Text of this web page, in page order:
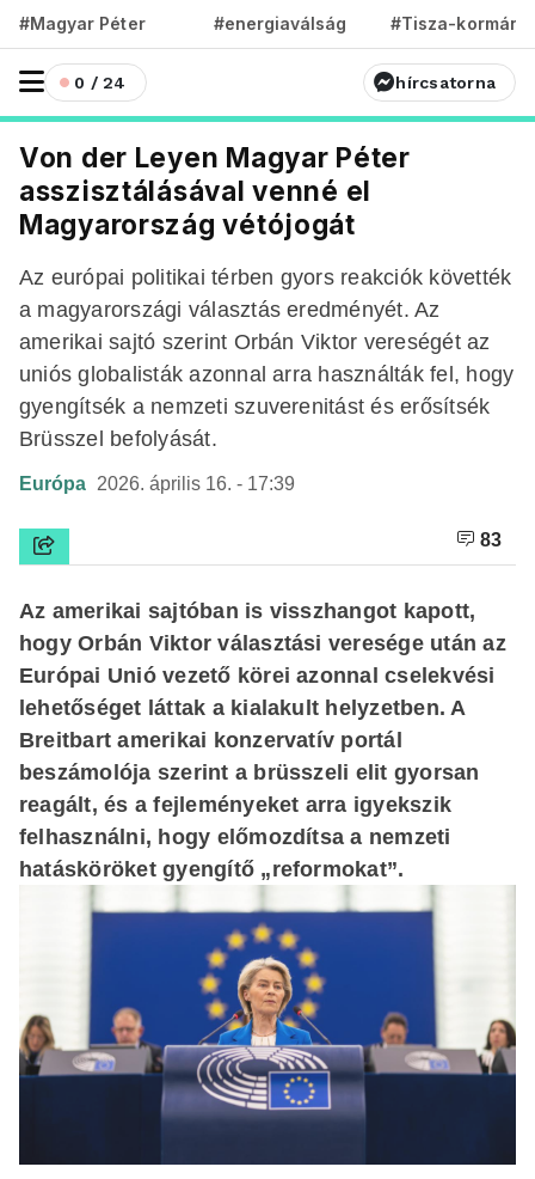
#Magyar Péter #energiaválság #Tisza-kormány
0 / 24 hírcsatorna
Von der Leyen Magyar Péter
asszisztálásával venné el
Magyarország vétójogát
Az európai politikai térben gyors reakciók követték
a magyarországi választás eredményét. Az
amerikai sajtó szerint Orbán Viktor vereségét az
uniós globalisták azonnal arra használták fel, hogy
gyengítsék a nemzeti szuverenitást és erősítsék
Brüsszel befolyását.
Európa 2026. április 16. - 17:39
83
Az amerikai sajtóban is visszhangot kapott,
hogy Orbán Viktor választási veresége után az
Európai Unió vezető körei azonnal cselekvési
lehetőséget láttak a kialakult helyzetben. A
Breitbart amerikai konzervatív portál
beszámolója szerint a brüsszeli elit gyorsan
reagált, és a fejleményeket arra igyekszik
felhasználni, hogy előmozdítsa a nemzeti
hatásköröket gyengítő „reformokat”.